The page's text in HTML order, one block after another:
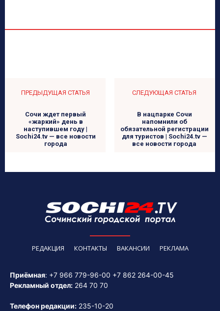
ПРЕДЫДУЩАЯ СТАТЬЯ
Сочи ждет первый
«жаркий» день в
наступившем году |
Sochi24.tv — все новости
города
СЛЕДУЮЩАЯ СТАТЬЯ
В нацпарке Сочи
напомнили об
обязательной регистрации
для туристов | Sochi24.tv —
все новости города
РЕДАКЦИЯ КОНТАКТЫ ВАКАНСИИ РЕКЛАМА
Приёмная: +7 966 779-96-00 +7 862 264-00-45
Рекламный отдел: 264 70 70
Телефон редакции: 235-10-20